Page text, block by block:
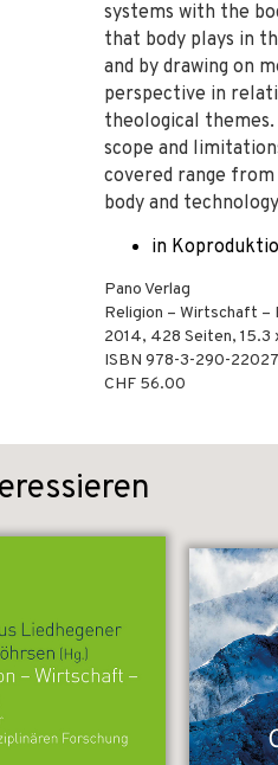
systems with the
that body plays in
and by drawing on
perspective in
theological
scope and
covered range
body and
in
Pano Verlag
Religion – Wirtschaft –
2014, 428 Seiten, 15.3
ISBN 978-3-290-
CHF 56.00